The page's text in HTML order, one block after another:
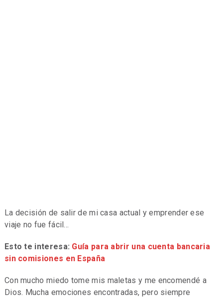
La decisión de salir de mi casa actual y emprender ese
viaje no fue fácil…
Esto te interesa: Guía para abrir una cuenta bancaria
sin comisiones en España
Con mucho miedo tome mis maletas y me encomendé a
Dios. Mucha emociones encontradas, pero siempre